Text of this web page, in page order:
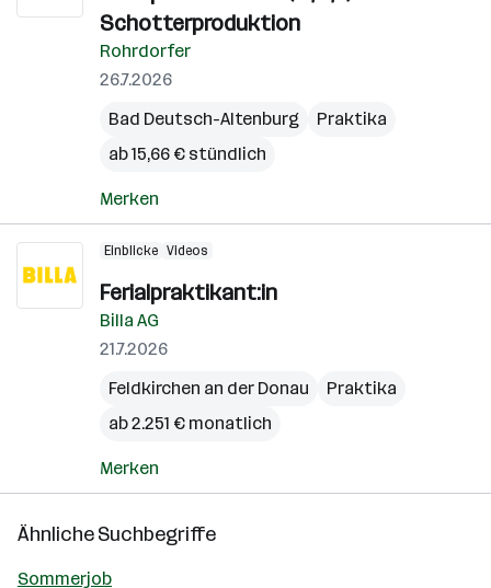
Schotterproduktion
Rohrdorfer
26.7.2026
Bad Deutsch-Altenburg
Praktika
ab 15,66 € stündlich
Merken
Einblicke Videos
Ferialpraktikant:in
Billa AG
21.7.2026
Feldkirchen an der Donau
Praktika
ab 2.251 € monatlich
Merken
Ähnliche Suchbegriffe
Sommerjob